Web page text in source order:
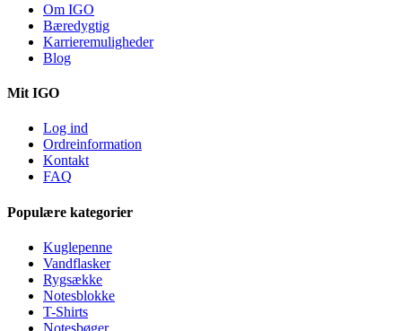
Om IGO
Bæredygtig
Karrieremuligheder
Blog
Mit IGO
Log ind
Ordreinformation
Kontakt
FAQ
Populære kategorier
Kuglepenne
Vandflasker
Rygsække
Notesblokke
T-Shirts
Notesbøger